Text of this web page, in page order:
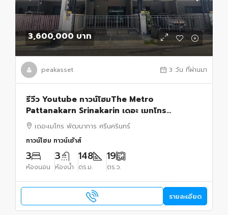
3,600,000 บาท
peakasset 3 วัน ที่ผ่านมา
รีวีว Youtube ทาวน์โฮมThe Metro
Pattanakarn Srinakarin เดอะ เมทโทร
พัฒนาการ ศรีนครินทร์ บิ้ว
เดอะเมโทร พัฒนาการ ศรีนครินทร์
ทาวน์โฮม ทาวน์เฮ้าส์
3
ห้องนอน
3
ห้องน้ำ
148
ตร.ม.
19
ตร.ว.
รายละเอียด